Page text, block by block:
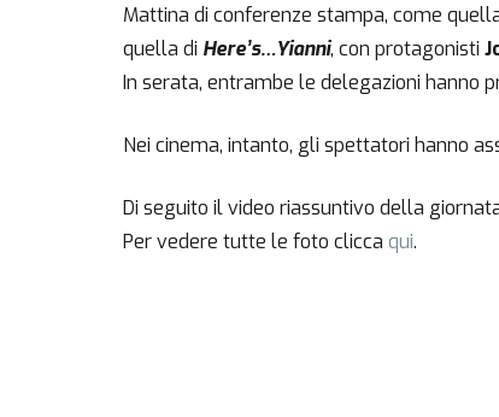
Mattina di conferenze stampa, come
quella di Here’s…Yianni, con protagonisti
In serata, entrambe le delegazioni hanno
Nei cinema, intanto, gli spettatori hanno
Di seguito il video riassuntivo della
Per vedere tutte le foto clicca qui.